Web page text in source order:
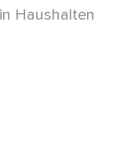
Haushalten